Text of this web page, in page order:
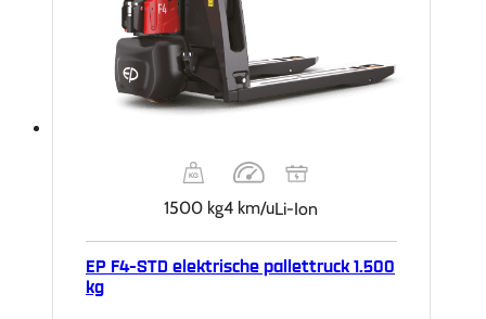
1500 kg4 km/uLi-Ion
EP F4-STD elektrische pallettruck 1.500
kg